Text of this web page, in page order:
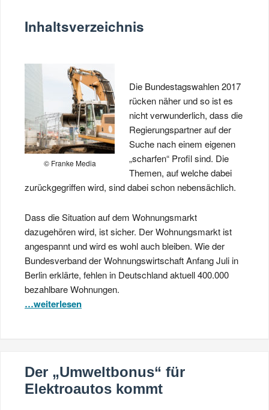
Inhaltsverzeichnis
© Franke Media
Die Bundestagswahlen 2017
rücken näher und so ist es
nicht verwunderlich, dass die
Regierungspartner auf der
Suche nach einem eigenen
„scharfen“ Profil sind. Die
Themen, auf welche dabei
zurückgegriffen wird, sind dabei schon nebensächlich.
Dass die Situation auf dem Wohnungsmarkt
dazugehören wird, ist sicher. Der Wohnungsmarkt ist
angespannt und wird es wohl auch bleiben. Wie der
Bundesverband der Wohnungswirtschaft Anfang Juli in
Berlin erklärte, fehlen in Deutschland aktuell 400.000
bezahlbare Wohnungen.
…weiterlesen
Der „Umweltbonus“ für
Elektroautos kommt